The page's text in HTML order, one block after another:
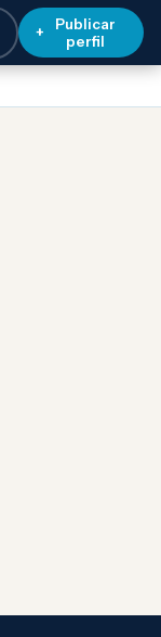
+
Publicar
perfil